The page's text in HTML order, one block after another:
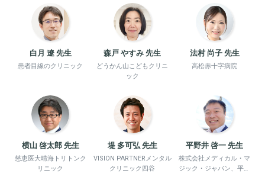
白月 遼 先生
患者目線のクリニック
森戸 やすみ 先生
どうかん山こどもクリニ
ック
法村 尚子 先生
高松赤十字病院
横山 啓太郎 先生
慈恵医大晴海トリトンク
リニック
堤 多可弘 先生
VISION PARTNERメンタル
クリニック四谷
平野井 啓一 先生
株式会社メディカル・マ
ジック・ジャパン、平野